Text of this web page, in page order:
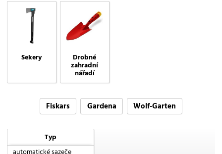
Sekery Drobné
zahradní
nářadí
Fiskars Gardena Wolf-Garten
Typ